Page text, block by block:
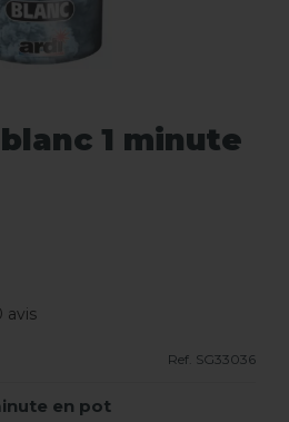
1 minute
avis
Ref. SG33036
en pot